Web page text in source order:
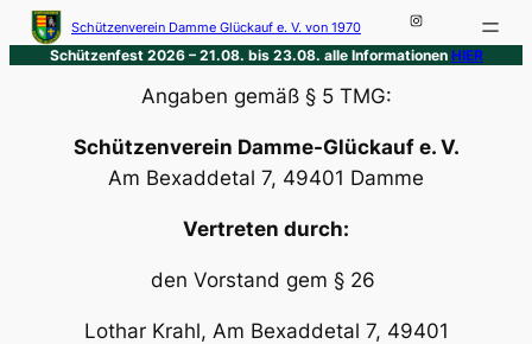
Zum
Inhalt
Schützenverein Damme Glückauf e. V. von 1970 Instagram Schützenverein
Schützenfest 2026 – 21.08. bis 23.08. alle Informationen HIER
Angaben gemäß § 5 TMG:
Schützenverein Damme-Glückauf e. V.
Am Bexaddetal 7, 49401 Damme
Vertreten durch:
den Vorstand gem § 26
Lothar Krahl, Am Bexaddetal 7, 49401